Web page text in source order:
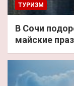
ТУРИЗМ
В Сочи
майские